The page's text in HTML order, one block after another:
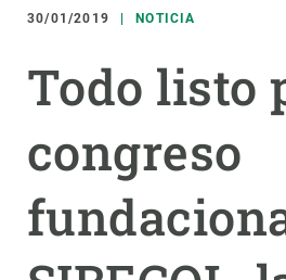
30/01/2019 NOTICIA
Todo listo
congreso
Responsive
menu
INVESTIGACIÓN
CIENCIA EN ACCIÓN